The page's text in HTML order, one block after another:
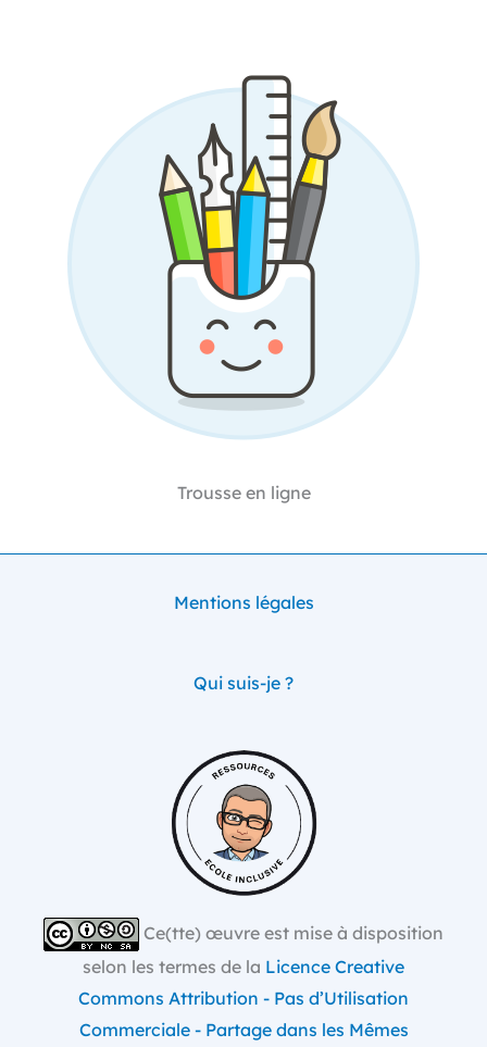
Trousse en ligne
Mentions légales
Qui suis-je ?
Ce(tte) œuvre est mise à disposition
selon les termes de la Licence Creative
Commons Attribution - Pas d’Utilisation
Commerciale - Partage dans les Mêmes